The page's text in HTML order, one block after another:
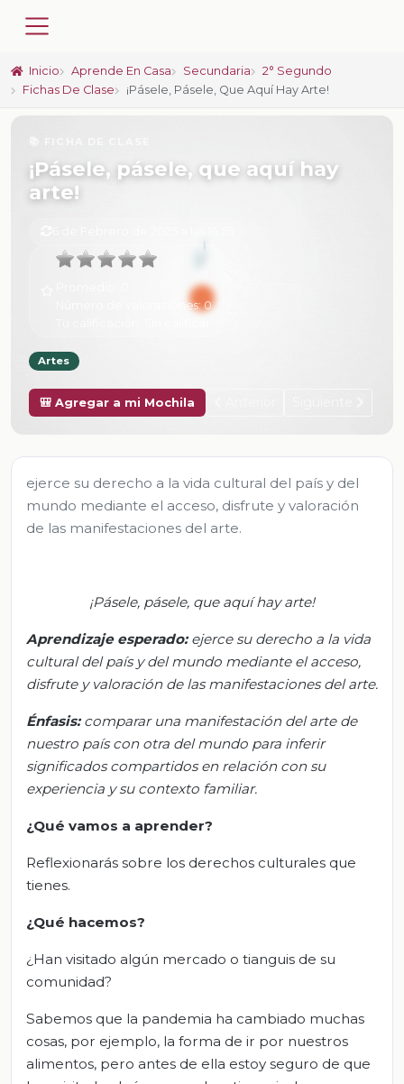
Inicio Aprende En Casa Secundaria
2° Segundo
Fichas De Clase
¡Pásele, Pásele, Que Aquí Hay Arte!
¡Pásele, pásele, que aquí hay
arte!
Número de valoraciones:0
Artes
🎒 Agregar a mi Mochila
ejerce su derecho a la vida cultural del país y del
mundo mediante el acceso, disfrute y valoración
de las manifestaciones del arte.
¡Pásele, pásele, que aquí hay arte!
Aprendizaje esperado:ejerce su derecho a la vida
cultural del país y del mundo mediante el acceso,
disfrute y valoración de las manifestaciones del arte.
Énfasis:comparar una manifestación del arte de
nuestro país con otra del mundo para inferir
significados compartidos en relación con su
experiencia y su contexto familiar.
¿Qué vamos a aprender?
Reflexionarás sobre los derechos culturales que
tienes.
¿Qué hacemos?
¿Han visitado algún mercado o tianguis de su
comunidad?
Sabemos que la pandemia ha cambiado muchas
cosas, por ejemplo, la forma de ir por nuestros
alimentos, pero antes de ella estoy seguro de que